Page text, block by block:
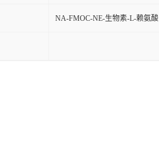
NΑ-FMOC-NΕ-生物素-L-赖氨酸